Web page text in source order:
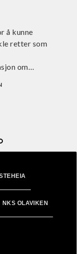
å kunne
retter som
om
Du finner
smakfull
og
du gjør og
NKS OLAVIKEN